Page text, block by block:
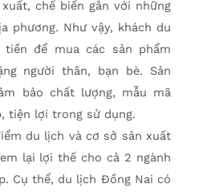
chế biến gắn với những
phương. Như vậy, khách du
để mua các sản phẩm
người thân, bạn bè. Sản
bảo chất lượng, mẫu mã
tiện lợi trong sử dụng.
du lịch và cơ sở sản xuất
lại lợi thế cho cả 2 ngành
Cụ thể, du lịch Đồng Nai có